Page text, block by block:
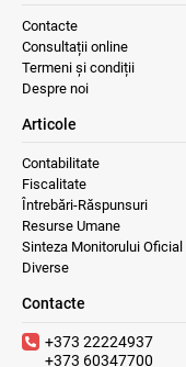
Contacte
Consultații online
Termeni și condiții
Despre noi
Articole
Contabilitate
Fiscalitate
Întrebări-Răspunsuri
Resurse Umane
Sinteza Monitorului Oficial
Diverse
Contacte
+373 22224937
+373 60347700